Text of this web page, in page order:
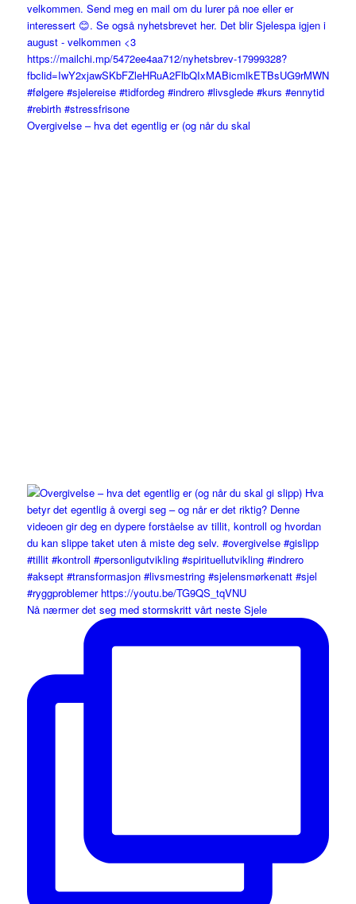
Overgivelse – hva det egentlig er (og når du skal
Nå nærmer det seg med stormskritt vårt neste Sjele